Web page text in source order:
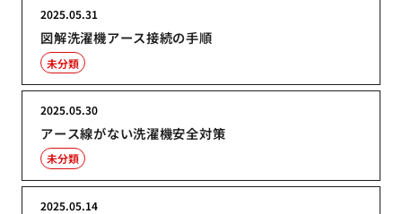
図解洗濯機アース接続の手順
2025.05.31
未分類
アース線がない洗濯機安全対策
2025.05.30
未分類
2025.05.14